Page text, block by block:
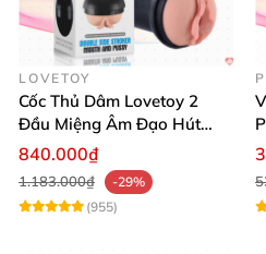
LOVETOY
Cốc Thủ Dâm Lovetoy 2
Đầu Miệng Âm Đạo Hút
Thăng Hoa
840.000₫
1.183.000₫
-29%
(955)